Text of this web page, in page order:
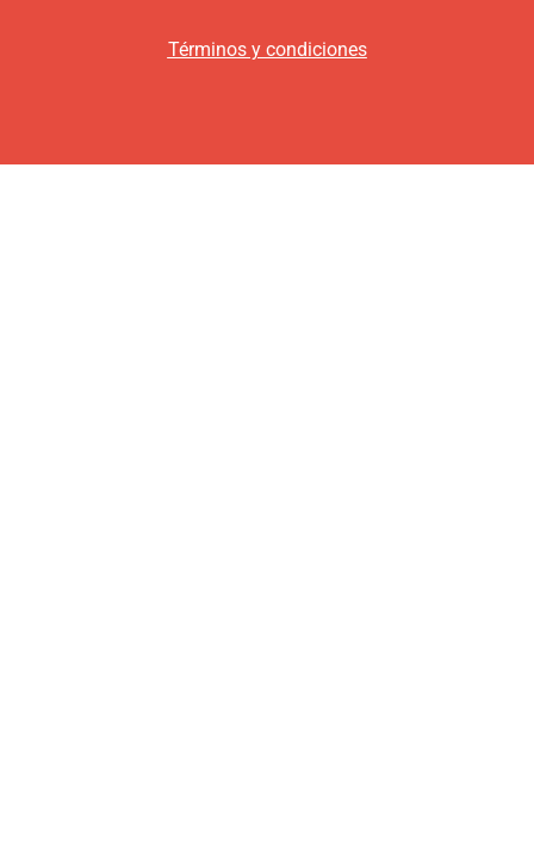
Términos y condiciones